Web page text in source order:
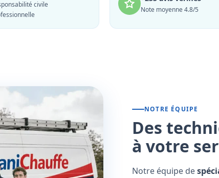
civile
Note moyenne 4.8/5
NOTRE ÉQUIPE
Des
à votre
Notre équipe de